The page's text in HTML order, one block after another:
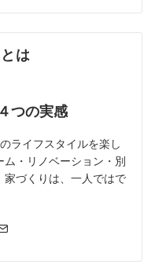
は
つの実感
ライフスタイルを楽し
ム・リノベーション・別
づくりは、一人ではで